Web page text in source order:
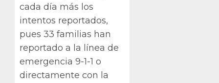
cada día más los
intentos reportados,
pues 33 familias han
reportado a la línea de
emergencia 9-1-1 o
directamente con la